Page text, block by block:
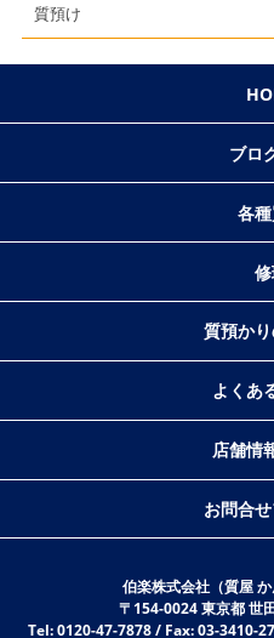
質預け
ブロ
各
質預か
よくあ
店舗情
お問合
伯楽株式会社（質屋 か
〒154-0024 東京都 世
Tel: 0120-47-7878 / Fax: 03-3410-